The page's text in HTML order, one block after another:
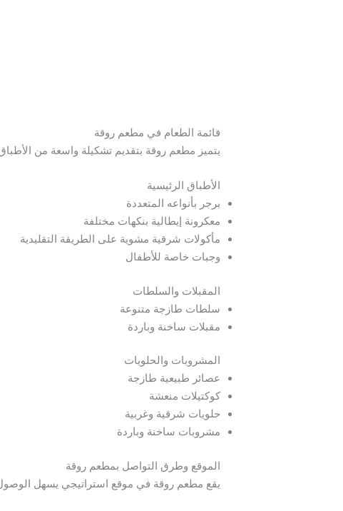
قائمة الطعام في مطعم روقة
يتميز مطعم روقة بتقديم تشكيلة واسعة من
الأطباق الرئيسية
برجر بأنواعه المتعددة
معكرونة إيطالية بنكهات مختلفة
مأكولات شرقية مشوية على الطريقة التقليدية
وجبات خاصة للأطفال
المقبلات والسلطات
سلطات طازجة متنوعة
مقبلات ساخنة وباردة
المشروبات والحلويات
عصائر طبيعية طازجة
كوكتيلات منعشة
حلويات شرقية وغربية
مشروبات ساخنة وباردة
الموقع وطرق التواصل بمطعم روقة
يقع مطعم روقة في موقع استراتيجي يسهل الوصول